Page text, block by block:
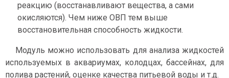
реакцию (восстанавливают вещества, а сами
окисляются). Чем ниже ОВП тем выше
восстановительная способность жидкости.
Модуль можно использовать для анализа жидкостей
используемых в аквариумах, колодцах, бассейнах, для
полива растений, оценке качества питьевой воды и т.д.